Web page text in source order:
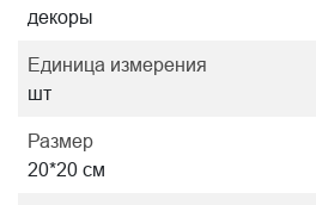
декоры
Единица измерения
шт
Размер
20*20 см